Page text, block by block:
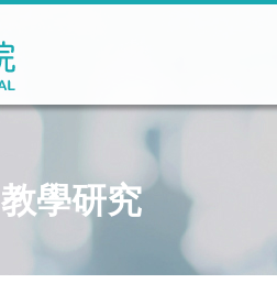
教學研究